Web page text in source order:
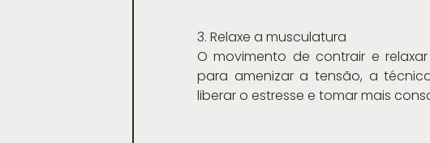
3. Relaxe a musculatura
O movimento de contrair e
para amenizar a tensão, a
liberar o estresse e tomar mais